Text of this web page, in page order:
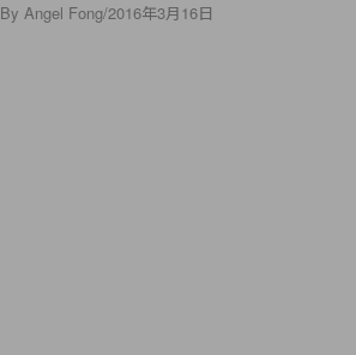
By Angel Fong/2016年3月16日